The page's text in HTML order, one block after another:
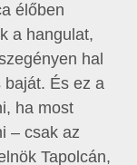
élőben
a hangulat,
hal
baját. És ez a
ha most
– csak az
Tapolcán,